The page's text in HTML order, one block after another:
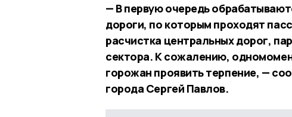
— В первую очередь
дороги, по которым проходят
расчистка центральных дорог,
сектора. К сожалению,
горожан проявить терпение, —
города Сергей Павлов.